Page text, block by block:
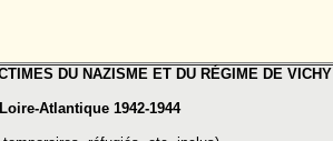
DU NAZISME ET DU RÉGIME DE VICHY
Atlantique 1942-1944